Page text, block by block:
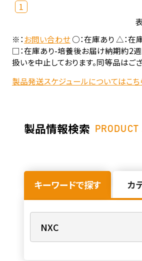
1
※：お問い合わせ○：在庫あり △：在
□：在庫あり-培養後お届け納期約2週
扱いを中止しております。同等品はご
製品発送スケジュールについてはこち
製品情報検索
キーワードで探す カ